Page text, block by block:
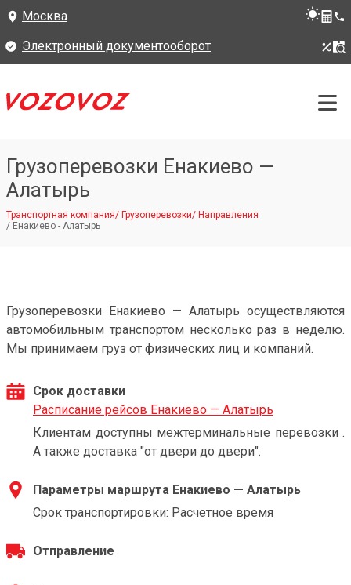
Москва
Электронный документооборот
Грузоперевозки Енакиево —
Алатырь
Транспортная компания/ Грузоперевозки/ Направления
/ Енакиево - Алатырь
Грузоперевозки Енакиево — Алатырь осуществляются
автомобильным транспортом несколько раз в неделю.
Мы принимаем груз от физических лиц и компаний.
Срок доставки
Расписание рейсов Енакиево — Алатырь
Клиентам доступны межтерминальные перевозки .
А также доставка "от двери до двери".
Параметры маршрута Енакиево — Алатырь
Срок транспортировки: Расчетное время
Отправление